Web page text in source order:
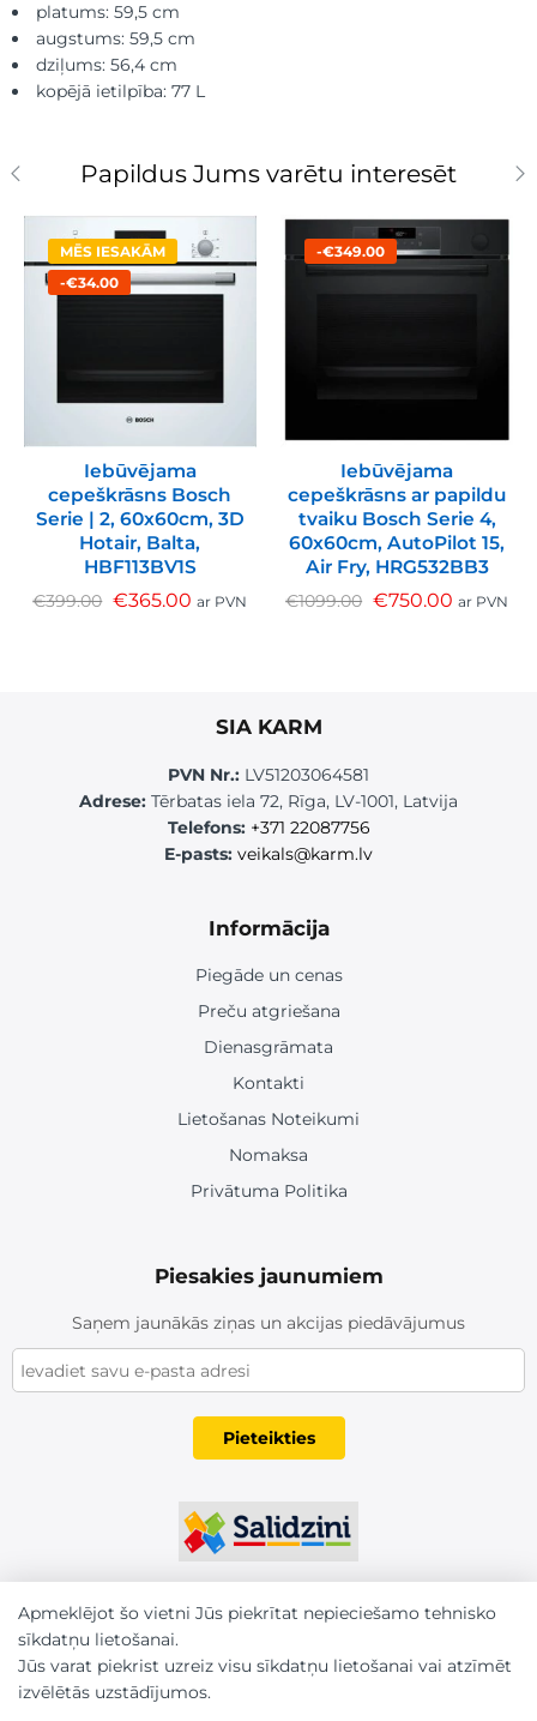
platums: 59,5 cm
augstums: 59,5 cm
dziļums: 56,4 cm
kopējā ietilpība: 77 L
Papildus Jums varētu interesēt
MĒS IESAKĀM
-€34.00
Iebūvējama
cepeškrāsns Bosch
Serie | 2, 60x60cm, 3D
Hotair, Balta,
HBF113BV1S
€399.00 €365.00 ar PVN
-€349.00
Iebūvējama
cepeškrāsns ar papildu
tvaiku Bosch Serie 4,
60x60cm, AutoPilot 15,
Air Fry, HRG532BB3
€1099.00 €750.00 ar PVN
SIA KARM
PVN Nr.: LV51203064581
Adrese: Tērbatas iela 72, Rīga, LV-1001, Latvija
Telefons: +371 22087756
E-pasts: veikals@karm.lv
Informācija
Piegāde un cenas
Preču atgriešana
Dienasgrāmata
Kontakti
Lietošanas Noteikumi
Nomaksa
Privātuma Politika
Piesakies jaunumiem
Saņem jaunākās ziņas un akcijas piedāvājumus
Pieteikties
Apmeklējot šo vietni Jūs piekrītat nepieciešamo tehnisko
sīkdatņu lietošanai.
Jūs varat piekrist uzreiz visu sīkdatņu lietošanai vai atzīmēt
izvēlētās uzstādījumos.